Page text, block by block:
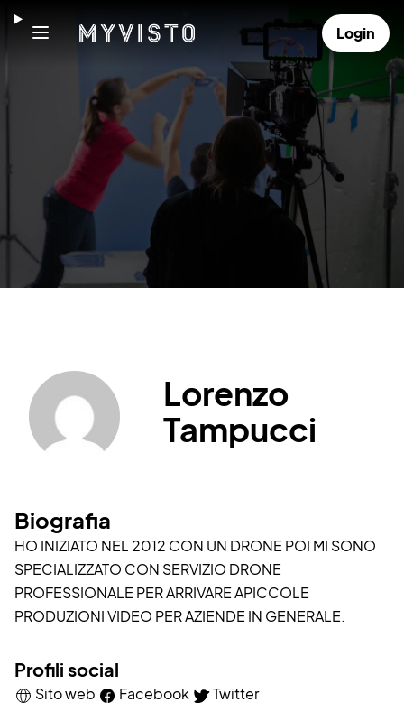
Login
Lorenzo
Tampucci
Biografia
HO INIZIATO NEL 2012 CON UN DRONE POI MI SONO
SPECIALIZZATO CON SERVIZIO DRONE
PROFESSIONALE PER ARRIVARE APICCOLE
PRODUZIONI VIDEO PER AZIENDE IN GENERALE.
Profili social
Sito web Facebook Twitter